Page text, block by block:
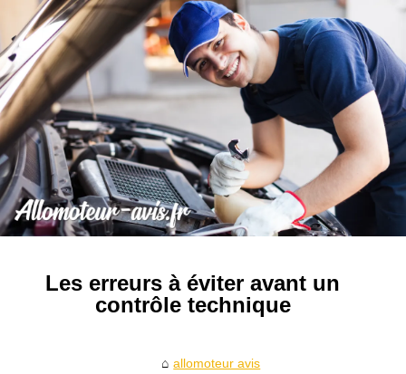
Les erreurs à éviter avant un
contrôle technique
allomoteur avis